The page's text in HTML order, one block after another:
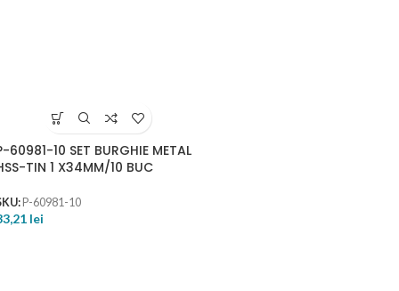
60981-10 SET BURGHIE METAL
TIN 1 X34MM/10 BUC
P-60981-10
lei